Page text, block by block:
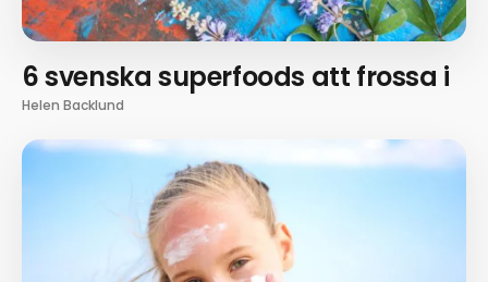
6 svenska superfoods att frossa i
Helen Backlund